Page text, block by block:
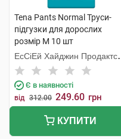
Сидіння для душу і ванни
Судна підкладні
Урологічні прокладки
Ходунки
Tena Pants Normal Труси-
підгузки для дорослих
розмір M 10 шт
ЕсСіЕй Хайджин Продактс
Хугезанд
Є в наявності
від 312.00 249.60 грн
КУПИТИ